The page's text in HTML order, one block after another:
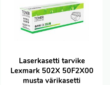
Laserkasetti tarvike
Lexmark 502X 50F2X00
musta värikasetti